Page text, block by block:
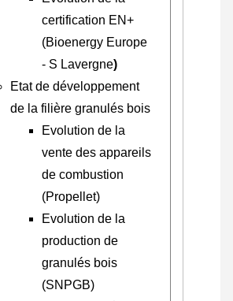
certification EN+
(Bioenergy Europe
- S Lavergne)
Etat de développement
de la filière granulés bois
Evolution de la
vente des appareils
de combustion
(Propellet)
Evolution de la
production de
granulés bois
(SNPGB)